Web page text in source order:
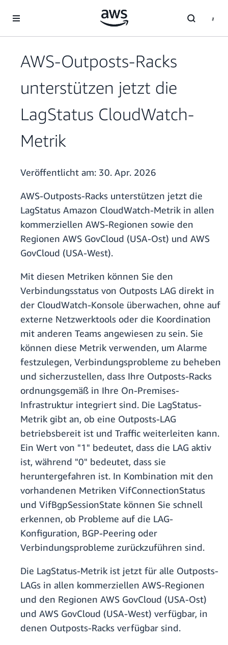
Überspringen zum Hauptinhalt
AWS-Outposts-Racks
unterstützen jetzt die
LagStatus CloudWatch-
Metrik
Veröffentlicht am: 30. Apr. 2026
AWS-Outposts-Racks unterstützen jetzt die
LagStatus Amazon CloudWatch-Metrik in allen
kommerziellen AWS-Regionen sowie den
Regionen AWS GovCloud (USA-Ost) und AWS
GovCloud (USA-West).
Mit diesen Metriken können Sie den
Verbindungsstatus von Outposts LAG direkt in
der CloudWatch-Konsole überwachen, ohne auf
externe Netzwerktools oder die Koordination
mit anderen Teams angewiesen zu sein. Sie
können diese Metrik verwenden, um Alarme
festzulegen, Verbindungsprobleme zu beheben
und sicherzustellen, dass Ihre Outposts-Racks
ordnungsgemäß in Ihre On-Premises-
Infrastruktur integriert sind. Die LagStatus-
Metrik gibt an, ob eine Outposts-LAG
betriebsbereit ist und Traffic weiterleiten kann.
Ein Wert von "1" bedeutet, dass die LAG aktiv
ist, während "0" bedeutet, dass sie
heruntergefahren ist. In Kombination mit den
vorhandenen Metriken VifConnectionStatus
und VifBgpSessionState können Sie schnell
erkennen, ob Probleme auf die LAG-
Konfiguration, BGP-Peering oder
Verbindungsprobleme zurückzuführen sind.
Die LagStatus-Metrik ist jetzt für alle Outposts-
LAGs in allen kommerziellen AWS-Regionen
und den Regionen AWS GovCloud (USA-Ost)
und AWS GovCloud (USA-West) verfügbar, in
denen Outposts-Racks verfügbar sind.